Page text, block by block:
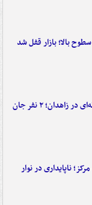
بالا؛ بازار قفل شد
حمله مسلحانه به قهوه‌خانه‌ای در زاهدان؛ ۲ نفر جان
ناپایداری در نوار